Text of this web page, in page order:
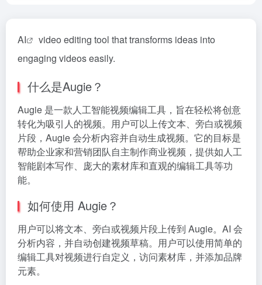
AI
video editing tool that transforms ideas into
engaging videos easily.
什么是Augie？
Augie 是一款人工智能视频编辑工具，旨在轻松将创意
转化为吸引人的视频。用户可以上传文本、旁白或视频
片段，Augie 会分析内容并自动生成视频。它的目标是
帮助企业家和营销团队自主制作商业视频，提供如人工
智能剧本写作、庞大的素材库和直观的编辑工具等功
能。
如何使用 Augie？
用户可以将文本、旁白或视频片段上传到 Augie。AI 会
分析内容，并自动创建视频草稿。用户可以使用简单的
编辑工具对视频进行自定义，访问素材库，并添加品牌
元素。